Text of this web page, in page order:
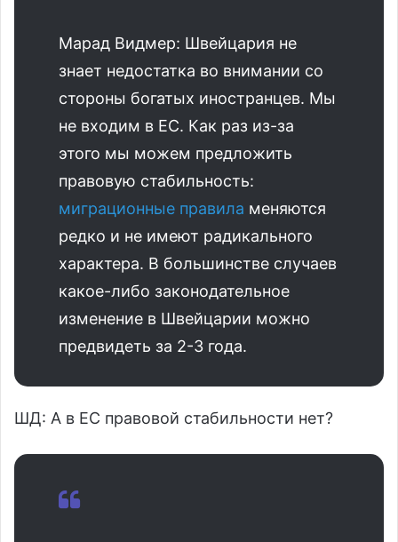
Марад Видмер: Швейцария не
знает недостатка во внимании со
стороны богатых иностранцев. Мы
не входим в ЕС. Как раз из-за
этого мы можем предложить
правовую стабильность:
миграционные правила меняются
редко и не имеют радикального
характера. В большинстве случаев
какое-либо законодательное
изменение в Швейцарии можно
предвидеть за 2-3 года.
ШД: А в ЕС правовой стабильности нет?